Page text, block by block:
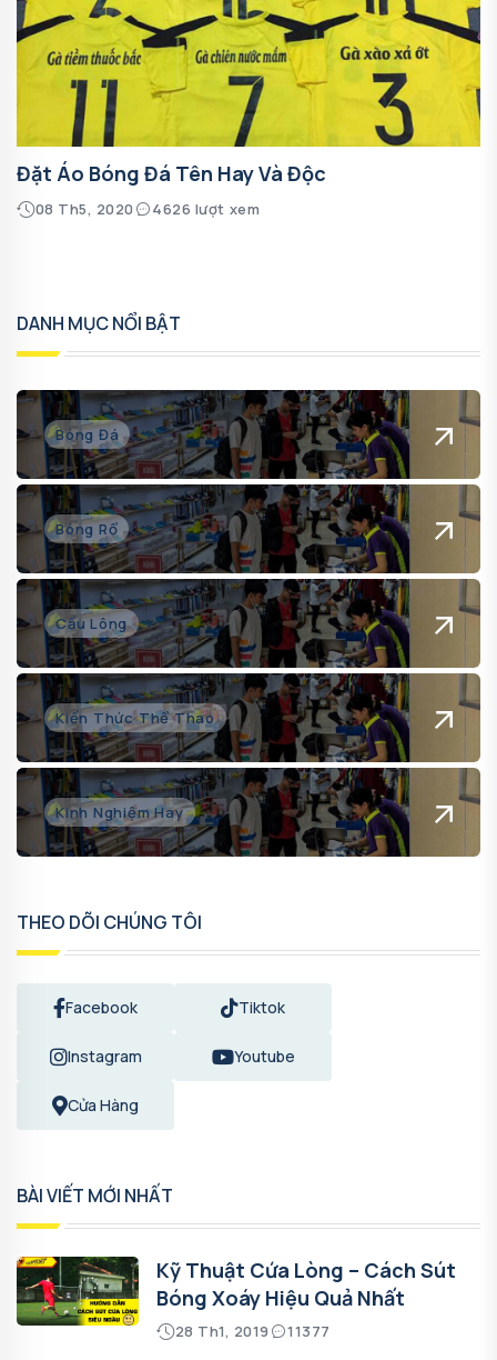
Đặt Áo Bóng Đá Tên Hay Và Độc
08 Th5, 2020 4626 lượt xem
DANH MỤC NỔI BẬT
Bóng Đá
Bóng Rổ
Cầu Lông
Kiến Thức Thể Thao
Kinh Nghiệm Hay
THEO DÕI CHÚNG TÔI
Facebook Tiktok
Instagram Youtube
Cửa Hàng
BÀI VIẾT MỚI NHẤT
Kỹ Thuật Cứa Lòng – Cách Sút
Bóng Xoáy Hiệu Quả Nhất
28 Th1, 2019 11377